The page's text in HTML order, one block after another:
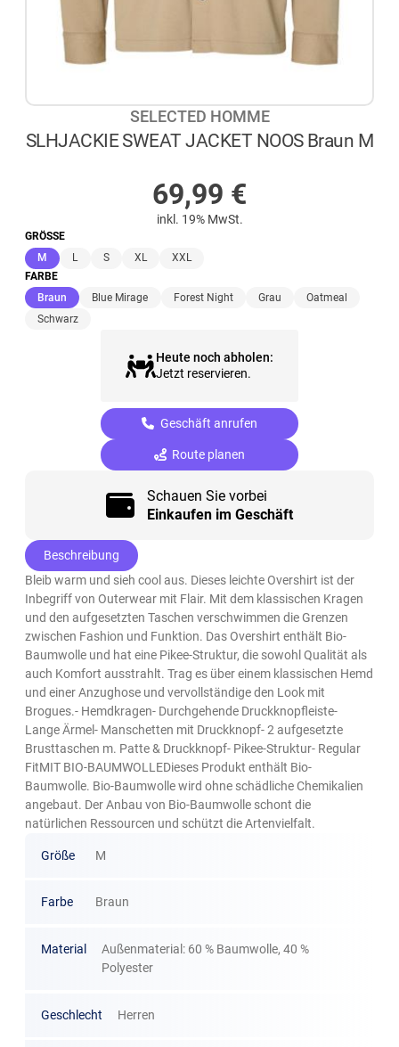
SELECTED HOMME
SLHJACKIE SWEAT JACKET NOOS Braun M
69,99 €
inkl. 19% MwSt.
GRÖSSE
M (ausgewählt)
L S XL
XXL
FARBE
Braun (ausgewählt)
Blue Mirage Forest Night Grau
Oatmeal
Schwarz
Heute noch abholen:
Jetzt reservieren.
Geschäft anrufen
Route planen
Schauen Sie vorbei
Einkaufen im Geschäft
Beschreibung
Bleib warm und sieh cool aus. Dieses leichte Overshirt ist der
Inbegriff von Outerwear mit Flair. Mit dem klassischen Kragen
und den aufgesetzten Taschen verschwimmen die Grenzen
zwischen Fashion und Funktion. Das Overshirt enthält Bio-
Baumwolle und hat eine Pikee-Struktur, die sowohl Qualität als
auch Komfort ausstrahlt. Trag es über einem klassischen Hemd
und einer Anzughose und vervollständige den Look mit
Brogues.- Hemdkragen- Durchgehende Druckknopfleiste-
Lange Ärmel- Manschetten mit Druckknopf- 2 aufgesetzte
Brusttaschen m. Patte & Druckknopf- Pikee-Struktur- Regular
FitMIT BIO-BAUMWOLLEDieses Produkt enthält Bio-
Baumwolle. Bio-Baumwolle wird ohne schädliche Chemikalien
angebaut. Der Anbau von Bio-Baumwolle schont die
natürlichen Ressourcen und schützt die Artenvielfalt.
Größe M
Farbe Braun
Material
Außenmaterial: 60 % Baumwolle, 40 %
Polyester
Geschlecht Herren